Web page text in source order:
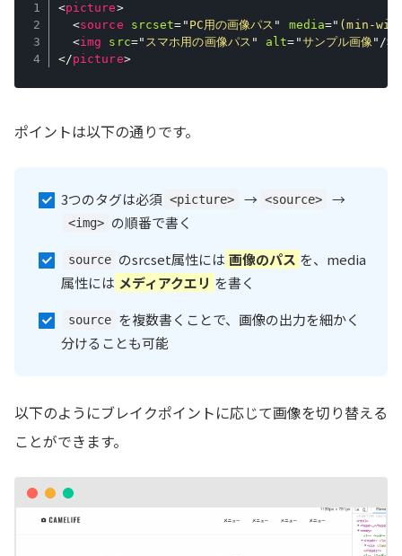
<picture>
<source srcset= " PC用の画像パス " media=" (min-
<img src=" スマホ用の画像パス " alt= "サンプル画像 " />
</picture>
ポイントは以下の通りです。
3つのタグは必須 <picture> → <source> →
<img> の順番で書く
source のsrcset属性には 画像のパス を、media
属性には メディアクエリ を書く
source を複数書くことで、画像の出力を細かく
分けることも可能
以下のようにブレイクポイントに応じて画像を切り替える
ことができます。